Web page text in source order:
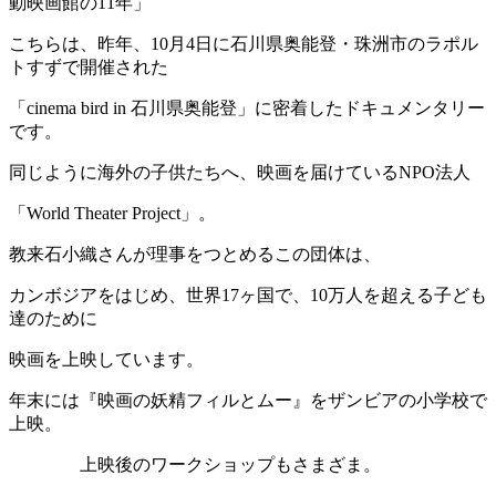
こちらは、昨年、10月4日に石川県奥能登・珠洲市のラポル
トすずで開催された
「cinema bird in 石川県奥能登」に密着したドキュメンタリー
です。
同じように海外の子供たちへ、映画を届けているNPO法人
「World Theater Project」。
教来石小織さんが理事をつとめるこの団体は、
カンボジアをはじめ、世界17ヶ国で、10万人を超える子ども
達のために
映画を上映しています。
年末には『映画の妖精フィルとムー』をザンビアの小学校で
上映。
上映後のワークショップもさまざま。